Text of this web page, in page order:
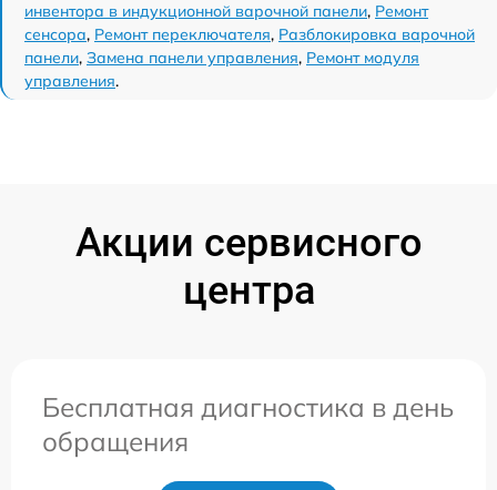
инвентора в индукционной варочной панели, Ремонт
сенсора, Ремонт переключателя, Разблокировка варочной
панели, Замена панели управления, Ремонт модуля
управления.
Акции сервисного
центра
Бесплатная диагностика в день
обращения